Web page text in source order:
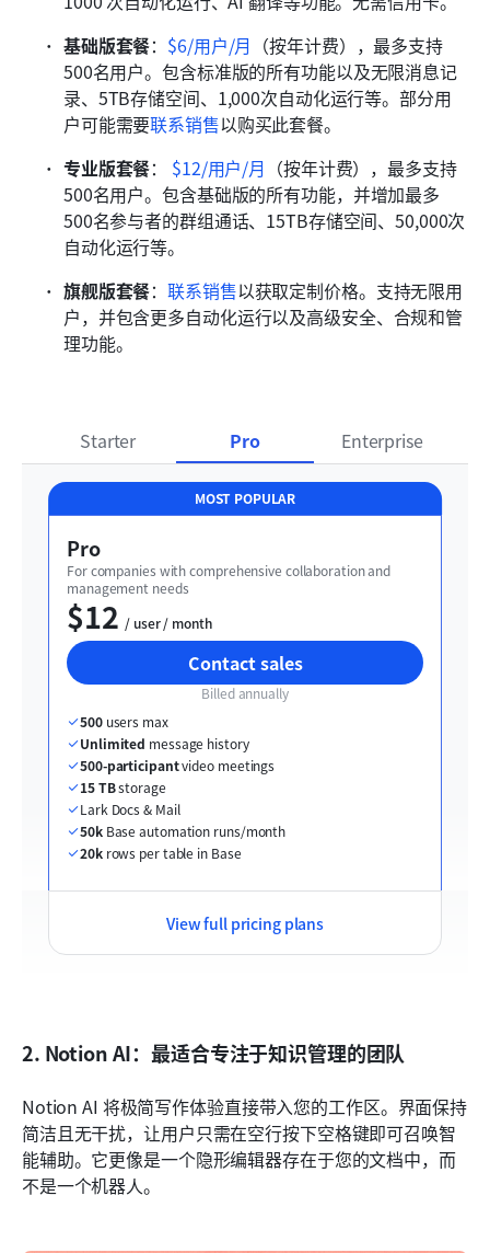
基础版套餐： $6/用户/月 （按年计费），最多支持
500名用户。包含标准版的所有功能以及无限消息记
录、5TB存储空间、1,000次自动化运行等。部分用
户可能需要联系销售以购买此套餐。
专业版套餐： $12/用户/月 （按年计费），最多支持
500名用户。包含基础版的所有功能，并增加最多
500名参与者的群组通话、15TB存储空间、50,000次
自动化运行等。
旗舰版套餐：联系销售以获取定制价格。支持无限用
户，并包含更多自动化运行以及高级安全、合规和管
理功能。
Starter Pro Enterprise
MOST POPULAR
Pro
For companies with comprehensive collaboration and
management needs
$12
  / user / month
Contact sales
Billed annually
500 users max
Unlimited message history
500-participant video meetings
15 TB storage
Lark Docs & Mail
50k Base automation runs/month
20k rows per table in Base
View full pricing plans
2. Notion AI：最适合专注于知识管理的团队
Notion AI 将极简写作体验直接带入您的工作区。界面保持
简洁且无干扰，让用户只需在空行按下空格键即可召唤智
能辅助。它更像是一个隐形编辑器存在于您的文档中，而
不是一个机器人。